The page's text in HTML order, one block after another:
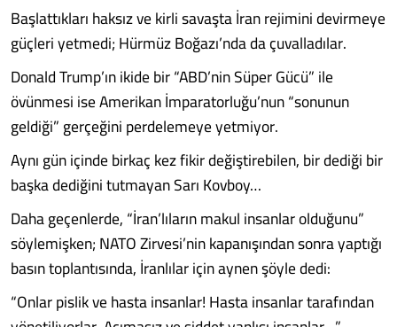
Başlattıkları haksız ve kirli savaşta İran rejimini devirmeye
güçleri yetmedi; Hürmüz Boğazı’nda da çuvalladılar.
Donald Trump’ın ikide bir “ABD’nin Süper Gücü” ile
övünmesi ise Amerikan İmparatorluğu’nun “sonunun
geldiği” gerçeğini perdelemeye yetmiyor.
Aynı gün içinde birkaç kez fikir değiştirebilen, bir dediği bir
başka dediğini tutmayan Sarı Kovboy…
Daha geçenlerde, “İran’lıların makul insanlar olduğunu”
söylemişken; NATO Zirvesi’nin kapanışından sonra yaptığı
basın toplantısında, İranlılar için aynen şöyle dedi:
“Onlar pislik ve hasta insanlar! Hasta insanlar tarafından